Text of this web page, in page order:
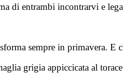
di entrambi incontrarvi e
sempre in primavera. E
grigia appiccicata al